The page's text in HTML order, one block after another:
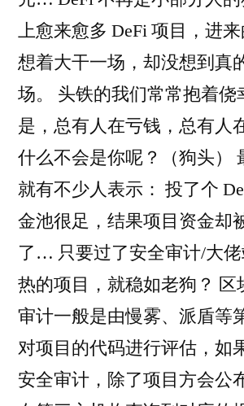
上愈来愈多 DeFi 项目，进
想着大干一场，却没想到真
场。 头铁的我们常常抱着侥
是，总有人在亏钱，总有人
什么不会是你呢？（狗头）
就有不少人表示： 投了个
金池很足，结果项目资金却
了… 只要过了安全审计/大
热的项目，就稳如老狗？ 区
审计一般是由慢雾、派盾等
对项目的代码进行评估，如
安全审计，除了项目方会公